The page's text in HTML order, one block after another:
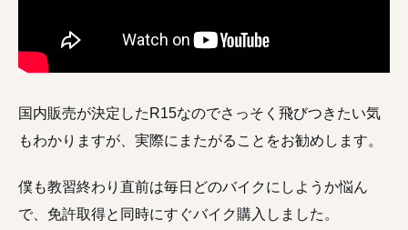
国内販売が決定したR15なのでさっそく飛びつきたい気
もわかりますが、実際にまたがることをお勧めします。
僕も教習終わり直前は毎日どのバイクにしようか悩ん
で、免許取得と同時にすぐバイク購入しました。